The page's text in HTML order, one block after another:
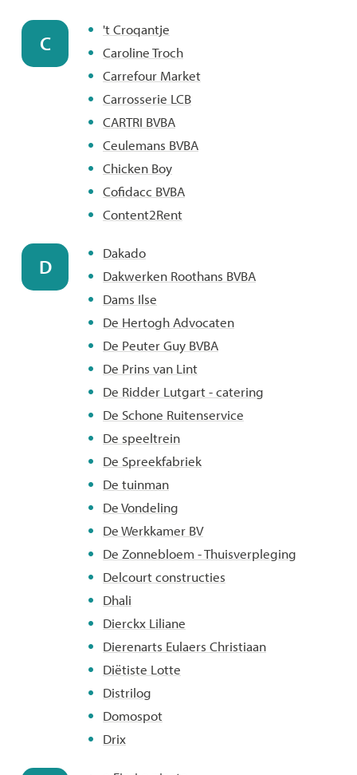
C
't Croqantje
Caroline Troch
Carrefour Market
Carrosserie LCB
CARTRI BVBA
Ceulemans BVBA
Chicken Boy
Cofidacc BVBA
Content2Rent
D
Dakado
Dakwerken Roothans BVBA
Dams Ilse
De Hertogh Advocaten
De Peuter Guy BVBA
De Prins van Lint
De Ridder Lutgart - catering
De Schone Ruitenservice
De speeltrein
De Spreekfabriek
De tuinman
De Vondeling
De Werkkamer BV
De Zonnebloem - Thuisverpleging
Delcourt constructies
Dhali
Dierckx Liliane
Dierenarts Eulaers Christiaan
Diëtiste Lotte
Distrilog
Domospot
Drix